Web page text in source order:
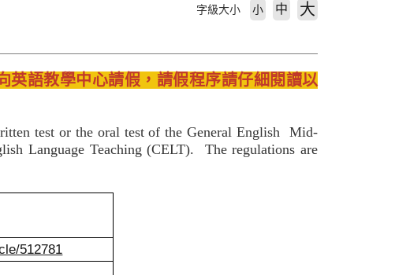
字級大小 小 中 大
英語教學中心請假，請假程序請仔細閱讀以
test or the oral test of the General English Mid-
Language Teaching (CELT). The regulations are
512781